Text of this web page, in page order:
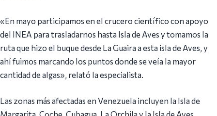
«En mayo participamos en el crucero científico con apoyo
del INEA para trasladarnos hasta Isla de Aves y tomamos la
ruta que hizo el buque desde La Guaira a esta isla de Aves, y
ahí fuimos marcando los puntos donde se veía la mayor
cantidad de algas», relató la especialista.
Las zonas más afectadas en Venezuela incluyen la Isla de
Margarita, Coche, Cubagua, La Orchila y la Isla de Aves.